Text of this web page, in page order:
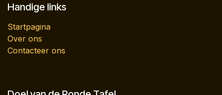
Handige links
Startpagina
Over ons
Contacteer ons